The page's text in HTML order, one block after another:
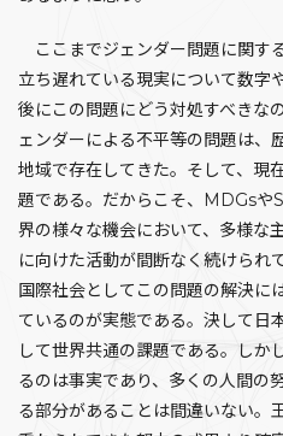
ここまでジェンダー問題に関す
立ち遅れている現実について数字
後にこの問題にどう対処すべきな
ェンダーによる不平等の問題は、
地域で存在してきた。そして、現
題である。だからこそ、MDGsや
界の様々な機会において、多様な
に向けた活動が間断なく続けられ
国際社会としてこの問題の解決に
ているのが実態である。決して日
して世界共通の課題である。しか
るのは事実であり、多くの人間の
る部分があることは間違いない。